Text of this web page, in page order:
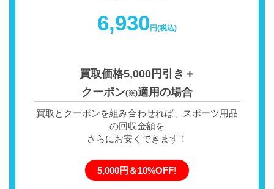
6,930円(税込)
買取価格5,000円引き＋
クーポン(※)適用の場合
買取とクーポンを組み合わせれば、スポーツ用品
の回収金額を
さらにお安くできます！
5,000円＆10%OFF!